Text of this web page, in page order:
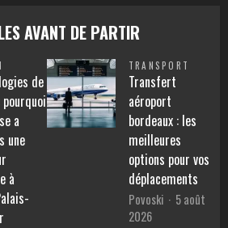
AVANT DE PARTIR
de
a
une
à
TRANSPORT
Transfert
aéroport
bordeaux : les
meilleures
options pour vos
déplacements
Povoski
5 août
2026